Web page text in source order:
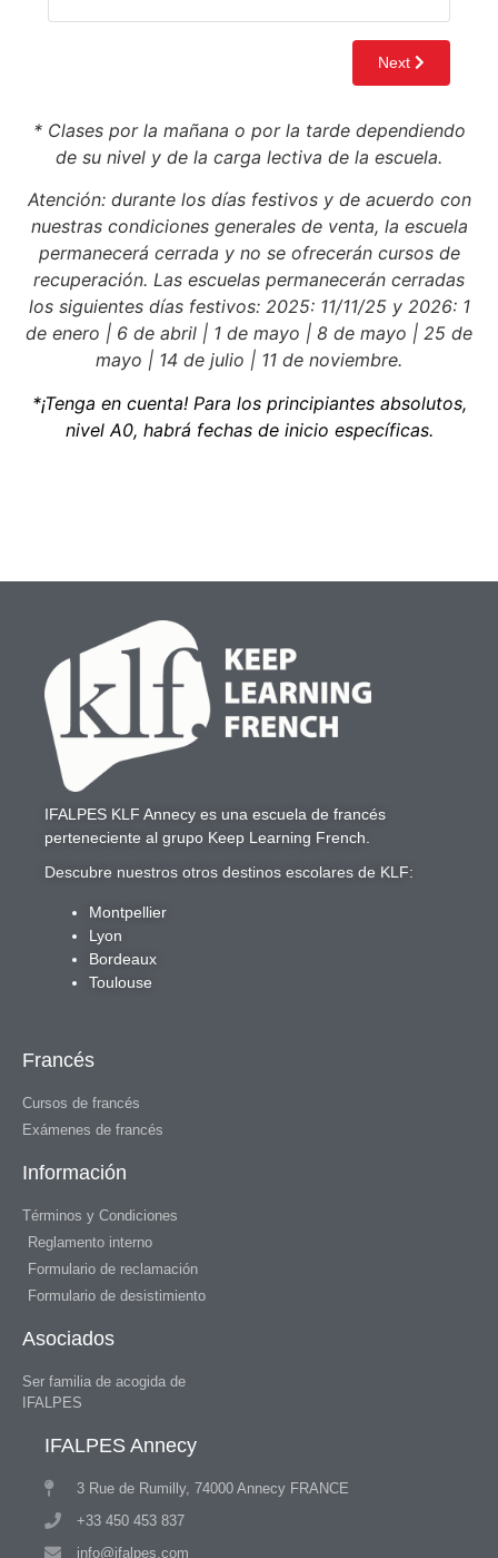
* Clases por la mañana o por la tarde dependiendo
de su nivel y de la carga lectiva de la escuela.
Atención: durante los días festivos y de acuerdo con
nuestras condiciones generales de venta, la escuela
permanecerá cerrada y no se ofrecerán cursos de
recuperación. Las escuelas permanecerán cerradas
los siguientes días festivos: 2025: 11/11/25 y 2026: 1
de enero | 6 de abril | 1 de mayo | 8 de mayo | 25 de
mayo | 14 de julio | 11 de noviembre.
*¡Tenga en cuenta! Para los principiantes absolutos,
nivel A0, habrá fechas de inicio específicas.
IFALPES KLF Annecy es una escuela de francés
perteneciente al grupo Keep Learning French
Descubre nuestros otros destinos escolares de KLF:
Montpellier
Lyon
Bordeaux
Toulouse
Francés
Cursos de francés
Exámenes de francés
Información
Términos y Condiciones
Reglamento interno
Formulario de reclamación
Formulario de desistimiento
Asociados
Ser familia de acogida de
IFALPES
IFALPES Annecy
3 Rue de Rumilly, 74000 Annecy FRANCE
+33 450 453 837
info@ifalpes.com